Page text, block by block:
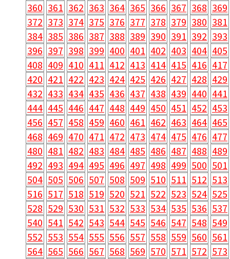
360 361 362 363 364 365 366 367 368 369
372 373 374 375 376 377 378 379 380 381
384 385 386 387 388 389 390 391 392 393
396 397 398 399 400 401 402 403 404 405
408 409 410 411 412 413 414 415 416 417
420 421 422 423 424 425 426 427 428 429
432 433 434 435 436 437 438 439 440 441
444 445 446 447 448 449 450 451 452 453
456 457 458 459 460 461 462 463 464 465
468 469 470 471 472 473 474 475 476 477
480 481 482 483 484 485 486 487 488 489
492 493 494 495 496 497 498 499 500 501
504 505 506 507 508 509 510 511 512 513
516 517 518 519 520 521 522 523 524 525
528 529 530 531 532 533 534 535 536 537
540 541 542 543 544 545 546 547 548 549
552 553 554 555 556 557 558 559 560 561
564 565 566 567 568 569 570 571 572 573